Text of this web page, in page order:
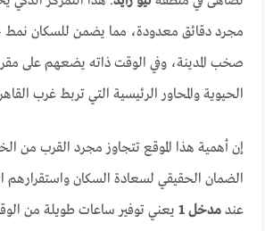
مجرد دقائق معدودة، مما يضمن للسكان نمط
صخب المدينة، وفي الوقت ذاته يضعهم على
الحيوية والمحاور الرئيسية التي تربط غرب
إن أهمية هذا الموقع تتجاوز مجرد القرب من
الضمان الحقيقي لسعادة السكان واستقرارهم
عندمدخل 1 يعني توفير ساعات طويلة من